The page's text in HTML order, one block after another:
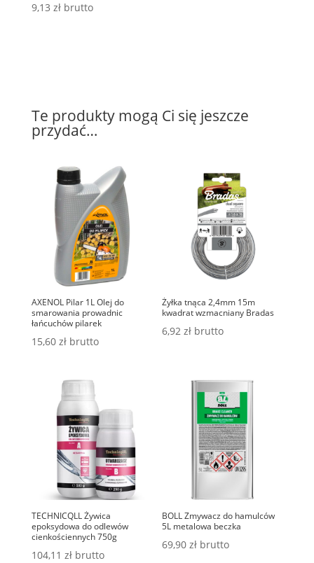
9,13 zł brutto
Te produkty mogą Ci się jeszcze
przydać…
AXENOL Pilar 1L Olej do
smarowania prowadnic
łańcuchów pilarek
15,60 zł brutto
Żyłka tnąca 2,4mm 15m
kwadrat wzmacniany Bradas
6,92zł brutto
TECHNICQLL Żywica
epoksydowa do odlewów
cienkościennych 750g
104,11 zł brutto
BOLL Zmywacz do hamulców
5L metalowa beczka
69,90zł brutto